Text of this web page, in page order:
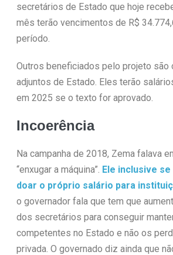
secretários de Estado que hoje
mês terão vencimentos de R$
período.
Outros beneficiados pelo projeto são
adjuntos de Estado. Eles terão
em 2025 se o texto for aprovado.
Incoerência
Na campanha de 2018, Zema falava
“enxugar a máquina”. Ele inclusive
doar o próprio salário para
o governador fala que tem que
dos secretários para conseguir
competentes no Estado e não os
privada. O governado diz ainda que